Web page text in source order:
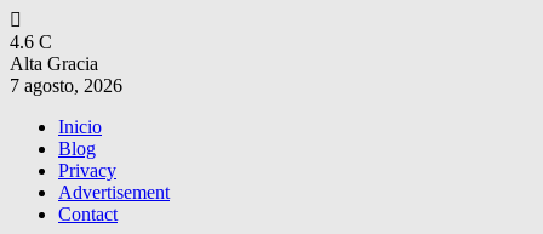
4.6 C
Alta Gracia
7 agosto, 2026
Inicio
Blog
Privacy
Advertisement
Contact